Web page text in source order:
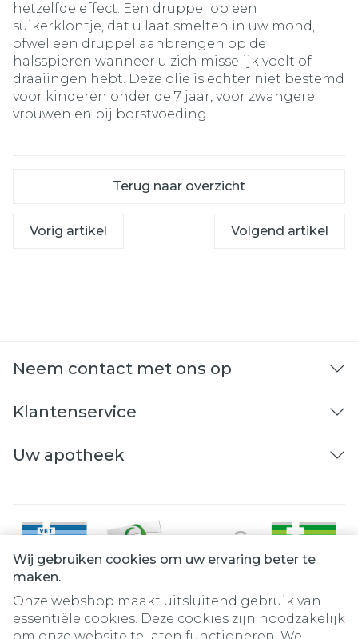
Wij gebruiken cookies om uw ervaring beter te
maken.
Onze webshop maakt uitsluitend gebruik van
essentiële cookies. Deze cookies zijn noodzakelijk
hetzelfde effect. Een druppel op een
suikerklontje, dat u laat smelten in uw mond,
ofwel een druppel aanbrengen op de
halsspieren wanneer u zich misselijk voelt of
draaiingen hebt. Deze olie is echter niet bestemd
voor kinderen onder de 7 jaar, voor zwangere
vrouwen en bij borstvoeding.
Terug naar overzicht
Vorig artikel Volgend artikel
Neem contact met ons op
Klantenservice
Uw apotheek